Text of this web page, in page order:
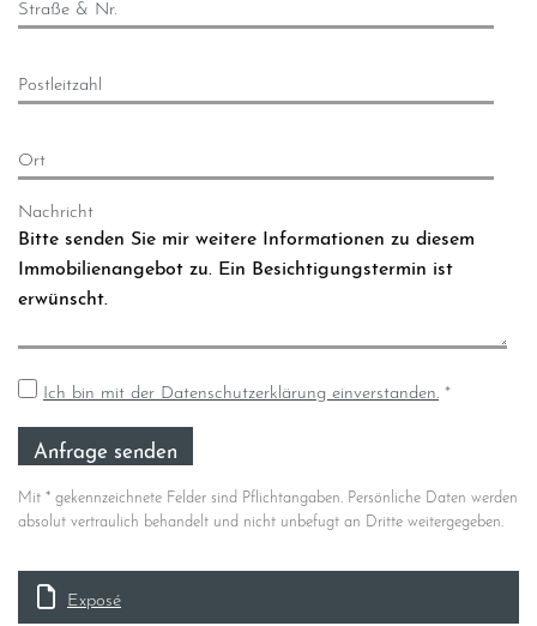
Straße & Nr.
Postleitzahl
Ort
Nachricht
Ich bin mit der Datenschutzerklärung einverstanden. *
Mit * gekennzeichnete Felder sind Pflichtangaben. Persönliche Daten werden
absolut vertraulich behandelt und nicht unbefugt an Dritte weitergegeben.
Exposé